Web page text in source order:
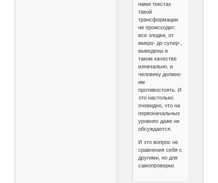
нами текстах
такой
трансформации
не происходит:
все злодеи, от
микро- до супер-,
выведены в
таком качестве
изначально, и
человеку должно
им
противостоять. И
это настолько
очевидно, что на
первоначальных
уровнях даже не
обсуждается.
И это вопрос не
сравнения себя с
другими, но для
самопроверки.